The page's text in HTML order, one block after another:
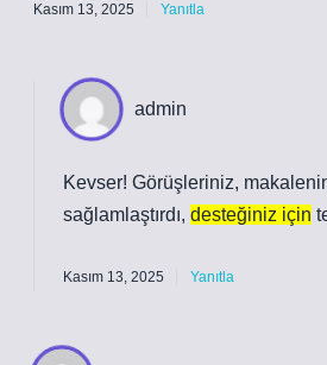
Kasım 13, 2025 Yanıtla
admin
Kevser! Görüşleriniz,
sağlamlaştırdı, desteğiniz için
Kasım 13, 2025 Yanıtla